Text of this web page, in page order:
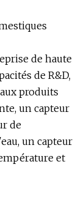
de haute
de R&D,
produits
un capteur
de
un capteur
et